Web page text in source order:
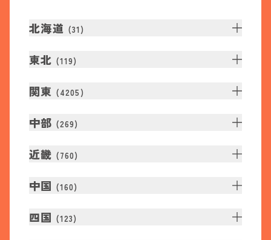
北海道 (31 )
東北 (119)
関東 (4205 )
中部 (269)
近畿 (760)
中国 (160)
四国 (123)